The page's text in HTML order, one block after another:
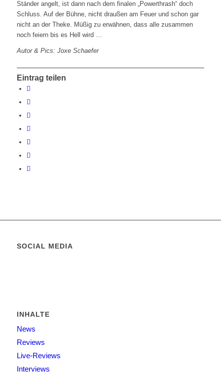
Ständer angelt, ist dann nach dem finalen „Powerthrash“ doch
Schluss. Auf der Bühne, nicht draußen am Feuer und schon gar
nicht an der Theke. Müßig zu erwähnen, dass alle zusammen
noch feiern bis es Hell wird …
Autor & Pics: Joxe Schaefer
Eintrag teilen
SOCIAL MEDIA
INHALTE
News
Reviews
Live-Reviews
Interviews